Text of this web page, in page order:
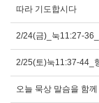
따라 기도합시다
2/24(금)_눅11:27-
2/25(토)눅11:37-44_
오늘 묵상 말슴을 함